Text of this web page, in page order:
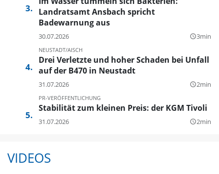
Landratsamt Ansbach spricht
Badewarnung aus
30.07.2026 query_builder3min
NEUSTADT/AISCH
Drei Verletzte und hoher Schaden bei Unfall
auf der B470 in Neustadt
31.07.2026 query_builder2min
PR-VERÖFFENTLICHUNG
Stabilität zum kleinen Preis: der KGM Tivoli
31.07.2026 query_builder2min
VIDEOS